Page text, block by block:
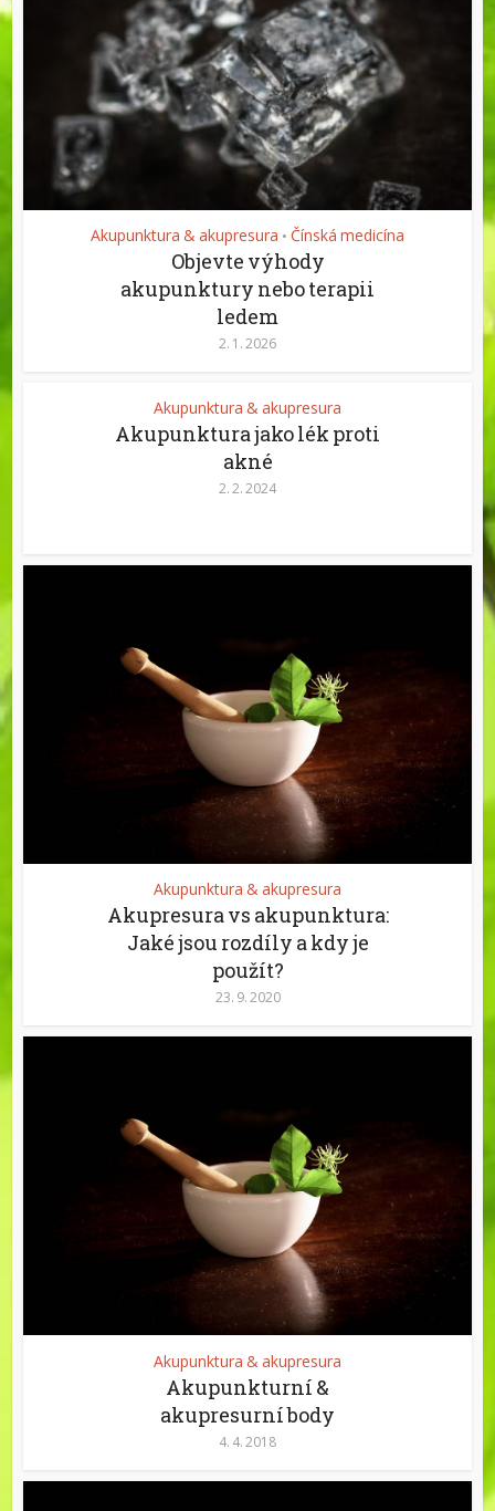
Akupunktura & akupresura • Čínská medicína
Objevte výhody
akupunktury nebo terapii
ledem
2. 1. 2026
Akupunktura & akupresura
Akupunktura jako lék proti
akné
2. 2. 2024
Akupunktura & akupresura
Akupresura vs akupunktura:
Jaké jsou rozdíly a kdy je
použít?
23. 9. 2020
Akupunktura & akupresura
Akupunkturní &
akupresurní body
4. 4. 2018